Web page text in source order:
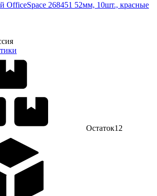
OfficeSpace 268451 52мм, 10шт., красные
Остаток12